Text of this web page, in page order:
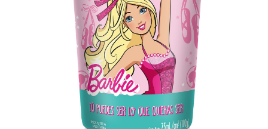
SELECCIÓN DE PRODUCTOS
PARA PROFESIONALES